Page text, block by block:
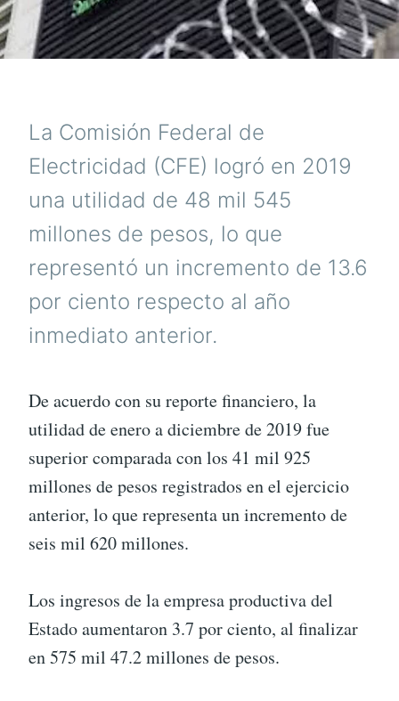
La Comisión Federal de
Electricidad (CFE) logró en 2019
una utilidad de 48 mil 545
millones de pesos, lo que
representó un incremento de 13.6
por ciento respecto al año
inmediato anterior.
De acuerdo con su reporte financiero, la
utilidad de enero a diciembre de 2019 fue
superior comparada con los 41 mil 925
millones de pesos registrados en el ejercicio
anterior, lo que representa un incremento de
seis mil 620 millones.
Los ingresos de la empresa productiva del
Estado aumentaron 3.7 por ciento, al finalizar
en 575 mil 47.2 millones de pesos.